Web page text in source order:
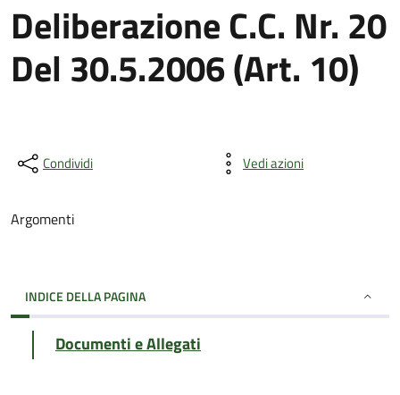
Deliberazione C.C. Nr. 20
Del 30.5.2006 (Art. 10)
Condividi Vedi azioni
Argomenti
INDICE DELLA PAGINA
Documenti e Allegati